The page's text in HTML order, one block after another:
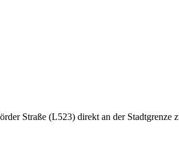
Straße (L523) direkt an der Stadtgrenze